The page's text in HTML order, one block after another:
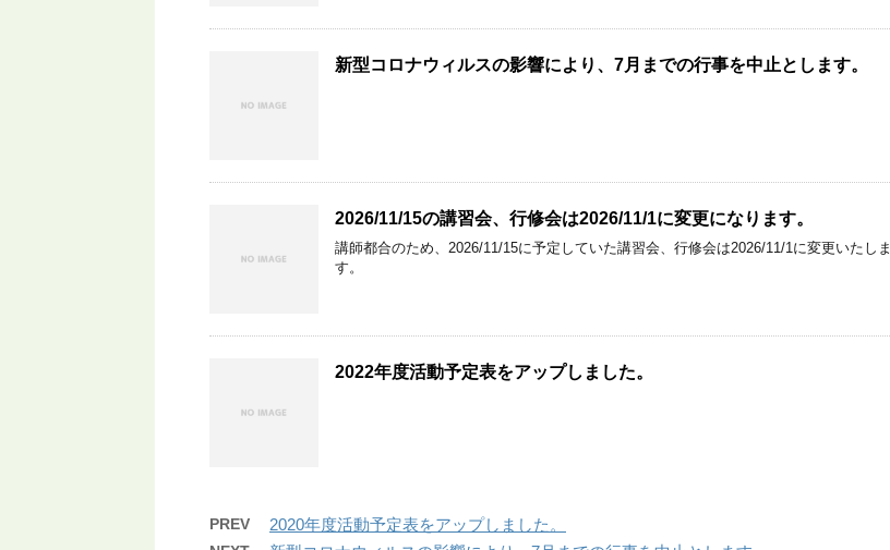
新型コロナウィルスの影響により、7月までの行事を中止とします。
2026/11/15の講習会、行修会は2026/11/1に変更になります。
講師都合のため、2026/11/15に予定していた講習会、行修会は2026/11/1に変更いたしま
す。
2022年度活動予定表をアップしました。
PREV 2020年度活動予定表をアップしました。